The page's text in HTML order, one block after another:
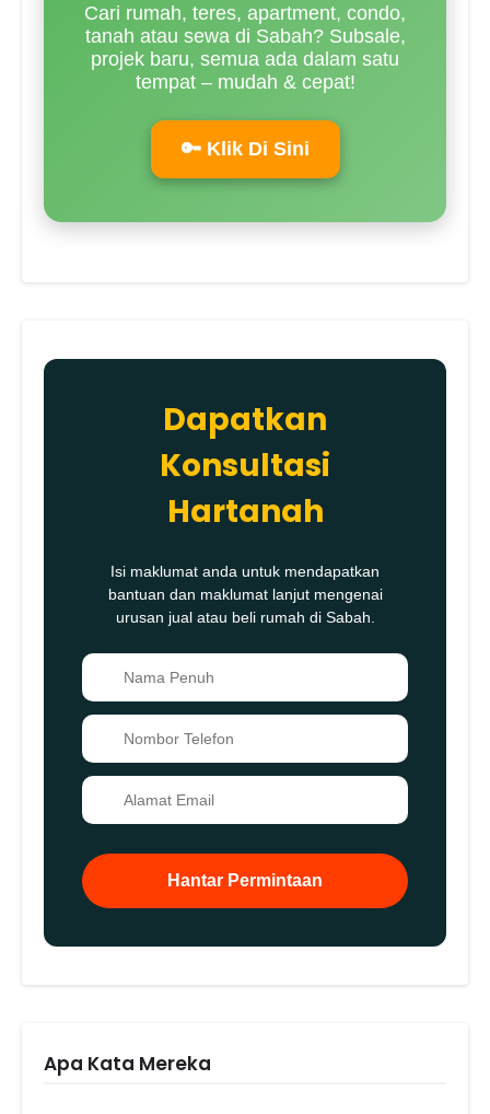
Cari rumah, teres, apartment, condo,
tanah atau sewa di Sabah? Subsale,
projek baru, semua ada dalam satu
tempat – mudah & cepat!
🔑 Klik Di Sini
Dapatkan
Konsultasi
Hartanah
Isi maklumat anda untuk mendapatkan
bantuan dan maklumat lanjut mengenai
urusan jual atau beli rumah di Sabah.
Hantar Permintaan
Apa Kata Mereka